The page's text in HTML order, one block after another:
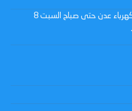
عدن : مستجدات كهرباء عدن حتى صباح السبت 8